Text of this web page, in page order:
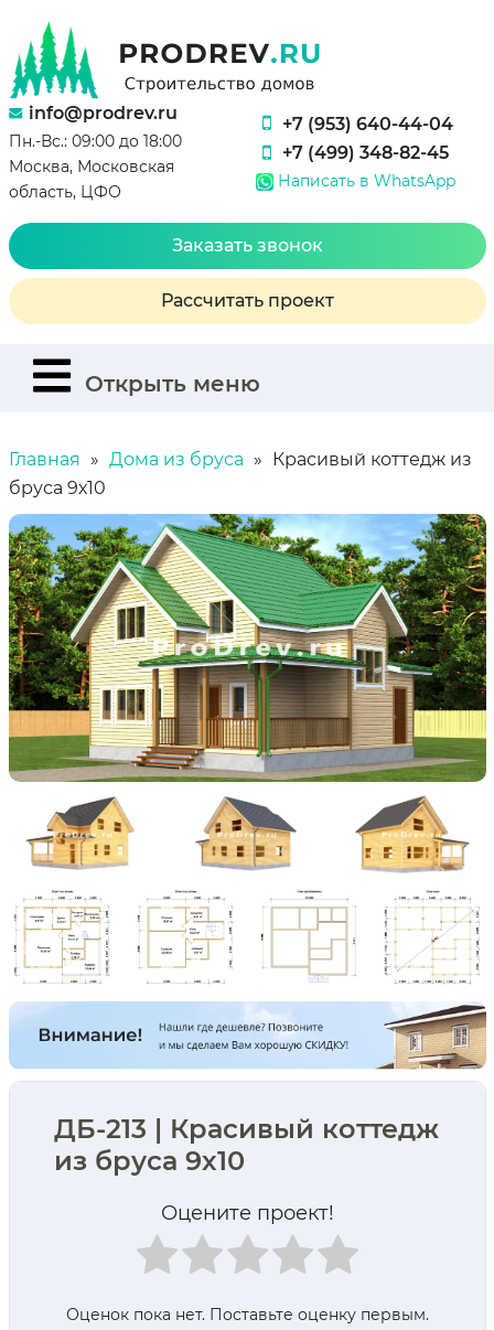
info@prodrev.ru
Пн.-Вс.: 09:00 до 18:00
Москва, Московская
область, ЦФО
+7 (953) 640-44-04
+7 (499) 348-82-45
Написать в WhatsApp
Заказать звонок
Рассчитать проект
Открыть меню
Главная Дома из бруса
Красивый коттедж из
бруса 9х10
ДБ-213 | Красивый коттедж
из бруса 9х10
Оцените проект!
Оценок пока нет. Поставьте оценку первым.